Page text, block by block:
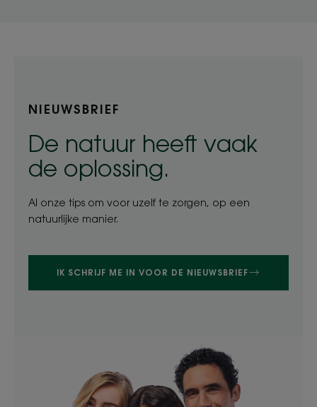
NIEUWSBRIEF
De natuur heeft vaak
de oplossing.
Al onze tips om voor uzelf te zorgen, op een
natuurlijke manier.
IK SCHRIJF ME IN VOOR DE NIEUWSBRIEF